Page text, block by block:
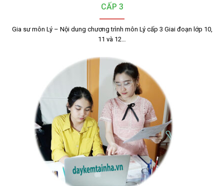
CẤP 3
Gia sư môn Lý – Nội dung chương trình môn Lý cấp 3 Giai đoạn lớp 10,
11 và 12…